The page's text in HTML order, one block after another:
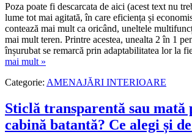
Poza poate fi descarcata de aici (acest text nu
lume tot mai agitată, în care eficiența și
contează mai mult ca oricând, uneltele
mai mult teren. Printre acestea, unealta 2 în 1
înșurubat se remarcă prin adaptabilitatea lor la
mai mult »
Categorie: AMENAJĂRI INTERIOARE
Sticlă transparentă sau mată
cabină batantă? Ce alegi și